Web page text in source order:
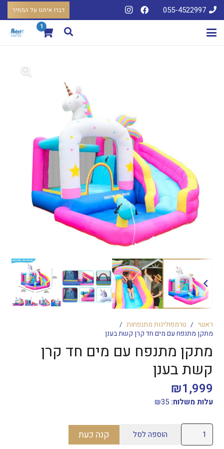
055-4522997 דברו איתנו על המחיר
1
ראשי / טרמפולינות מתנפחות /
מתקן מתנפח עם מים חד קרן קשת בענן
מתקן מתנפח עם מים חד קרן
קשת בענן
₪1,999
עלות משלוח: ₪35
כמות
של
הוספה לסל קנה כעת